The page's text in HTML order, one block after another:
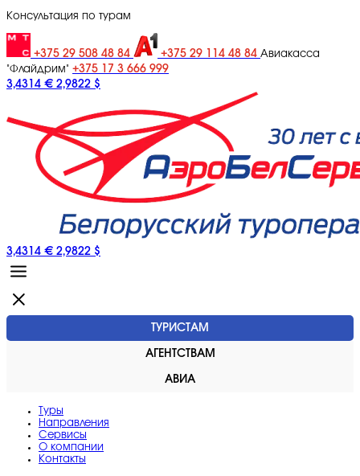
Консультация по турам
+375 29 508 48 84 +375 29 114 48 84 Авиакасса
"Флайдрим" +375 17 3 666 999
3,4314 € 2,9822 $
3,4314 € 2,9822 $
ТУРИСТАМ
АГЕНТСТВАМ
АВИА
Туры
Направления
Сервисы
O компании
Контакты